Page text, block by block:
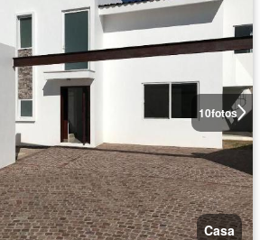
10fotos
Casa